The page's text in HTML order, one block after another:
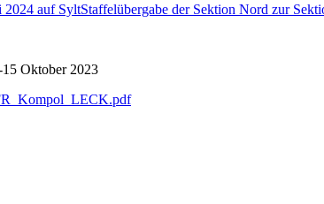
auf SyltStaffelübergabe der Sektion Nord zur
Oktober 2023